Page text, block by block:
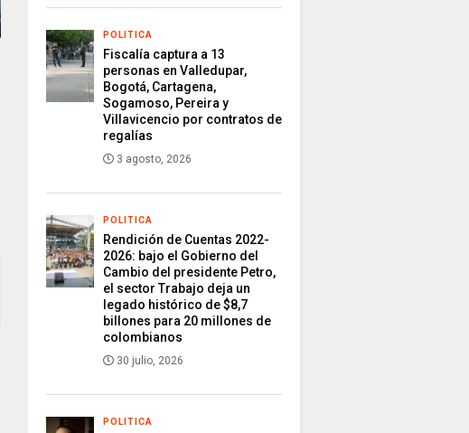
POLITICA
Fiscalía captura a 13
personas en Valledupar,
Bogotá, Cartagena,
Sogamoso, Pereira y
Villavicencio por contratos de
regalías
3 agosto, 2026
POLITICA
Rendición de Cuentas 2022-
2026: bajo el Gobierno del
Cambio del presidente Petro,
el sector Trabajo deja un
legado histórico de $8,7
billones para 20 millones de
colombianos
30 julio, 2026
POLITICA